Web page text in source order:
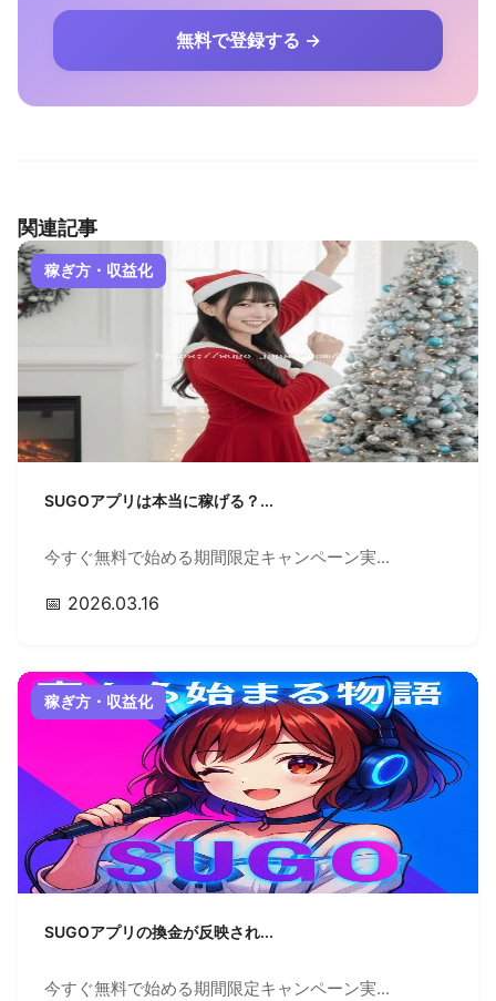
無料で登録する →
関連記事
稼ぎ方・収益化
SUGOアプリは本当に稼げる？...
今すぐ無料で始める期間限定キャンペーン実...
📅 2026.03.16
稼ぎ方・収益化
SUGOアプリの換金が反映され...
今すぐ無料で始める期間限定キャンペーン実...